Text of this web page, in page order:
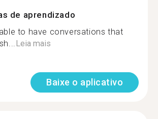
de aprendizado
to have conversations that
Leia mais
Baixe o aplicativo